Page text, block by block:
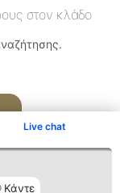
Live chat
Κάντε
στον κλάδο